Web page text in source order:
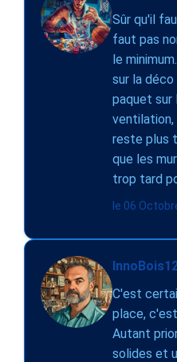
Sûr qu'il
faut pas
le
sur la
paquet sur
reste plus
que les
trop tard
le 06
C'est
place,
Autant
solides et